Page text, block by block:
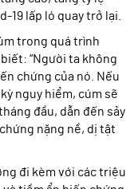
19 lấp ló quay trở lại.
trong quá trình
“Người ta không
chứng của nó. Nếu
nguy hiểm, cúm sẽ
đầu, dẫn đến sảy
nặng nề, dị tật
đi kèm với các triệu